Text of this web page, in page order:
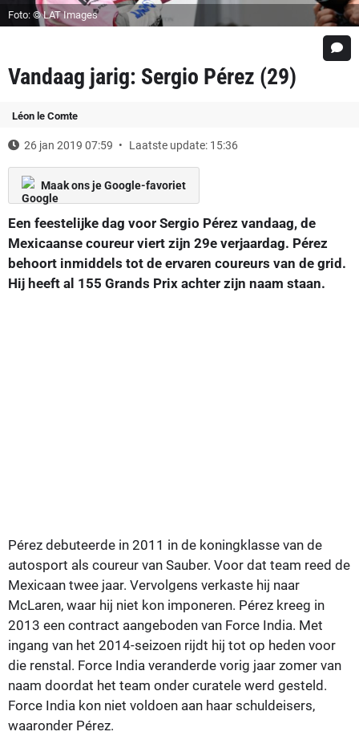
Foto: © LAT Images
Vandaag jarig: Sergio Pérez (29)
Léon le Comte
26 jan 2019 07:59 Laatste update: 15:36
Maak ons je Google-favoriet
Een feestelijke dag voor Sergio Pérez vandaag, de
Mexicaanse coureur viert zijn 29e verjaardag. Pérez
behoort inmiddels tot de ervaren coureurs van de grid.
Hij heeft al 155 Grands Prix achter zijn naam staan.
Pérez debuteerde in 2011 in de koningklasse van de
autosport als coureur van Sauber. Voor dat team reed de
Mexicaan twee jaar. Vervolgens verkaste hij naar
McLaren, waar hij niet kon imponeren. Pérez kreeg in
2013 een contract aangeboden van Force India. Met
ingang van het 2014-seizoen rijdt hij tot op heden voor
die renstal. Force India veranderde vorig jaar zomer van
naam doordat het team onder curatele werd gesteld.
Force India kon niet voldoen aan haar schuldeisers,
waaronder Pérez.